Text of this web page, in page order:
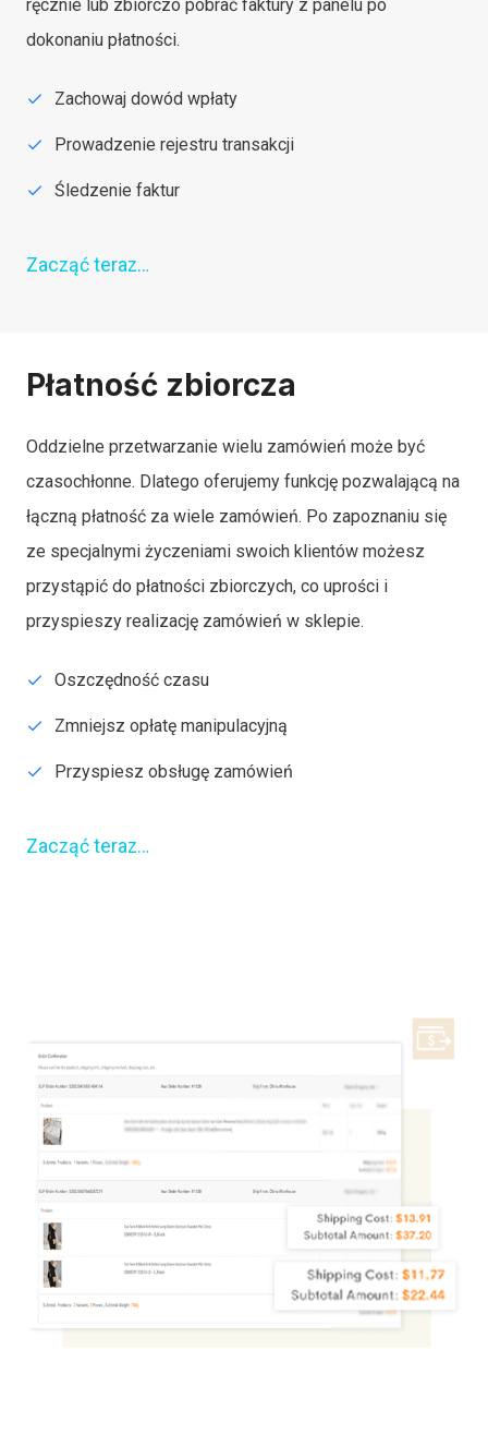
ręcznie lub zbiorczo pobrać faktury z panelu po
dokonaniu płatności.
Zachowaj dowód wpłaty
Prowadzenie rejestru transakcji
Śledzenie faktur
Zacząć teraz…
Płatność zbiorcza
Oddzielne przetwarzanie wielu zamówień może być
czasochłonne. Dlatego oferujemy funkcję pozwalającą na
łączną płatność za wiele zamówień. Po zapoznaniu się
ze specjalnymi życzeniami swoich klientów możesz
przystąpić do płatności zbiorczych, co uprości i
przyspieszy realizację zamówień w sklepie.
Oszczędność czasu
Zmniejsz opłatę manipulacyjną
Przyspiesz obsługę zamówień
Zacząć teraz…